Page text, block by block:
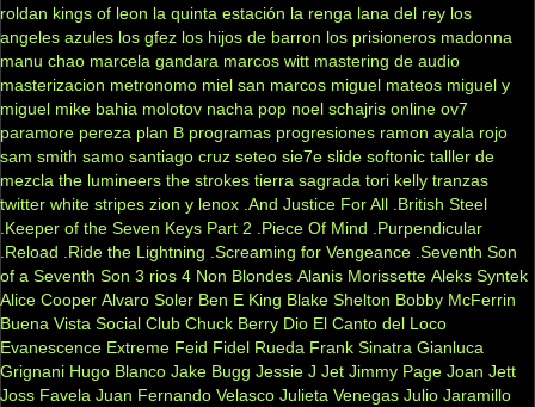
roldan kings of leon la quinta estación la renga lana del rey los
angeles azules los gfez los hijos de barron los prisioneros madonna
manu chao marcela gandara marcos witt mastering de audio
masterizacion metronomo miel san marcos miguel mateos miguel y
miguel mike bahia molotov nacha pop noel schajris online ov7
paramore pereza plan B programas progresiones ramon ayala rojo
sam smith samo santiago cruz seteo sie7e slide softonic talller de
mezcla the lumineers the strokes tierra sagrada tori kelly tranzas
twitter white stripes zion y lenox .And Justice For All .British Steel
.Keeper of the Seven Keys Part 2
.Piece Of Mind
.Purpendicular
.Reload
.Ride the Lightning .Screaming for Vengeance .Seventh Son
of a Seventh Son 3 rios 4 Non Blondes Alanis Morissette Aleks Syntek
Alice Cooper Alvaro Soler Ben E King Blake Shelton Bobby McFerrin
Buena Vista Social Club Chuck Berry Dio El Canto del Loco
Evanescence Extreme Feid Fidel Rueda Frank Sinatra Gianluca
Grignani Hugo Blanco Jake Bugg Jessie J Jet Jimmy Page Joan Jett
Joss Favela Juan Fernando Velasco Julieta Venegas Julio Jaramillo